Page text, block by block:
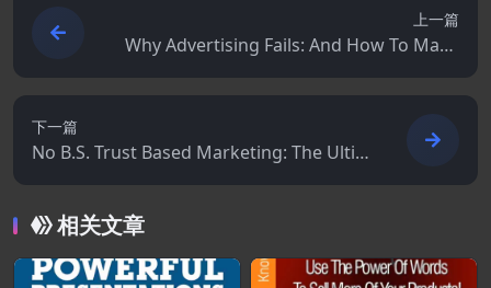
上一篇
Why Advertising Fails: And How To Make
Yours Succeed
下一篇
No B.S. Trust Based Marketing: The Ultim
ate Guide to Creating Trust in an Unders
相关文章